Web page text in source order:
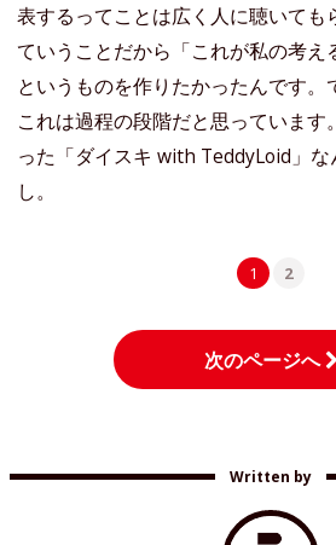
表するってことは広く人に聴いても
ていうことだから「これが私の考え
というものを作りたかったんです。
これは過程の段階だと思っていま
った「ダイスキ with TeddyLoid」
し。
1 2
次のページへ
Written by